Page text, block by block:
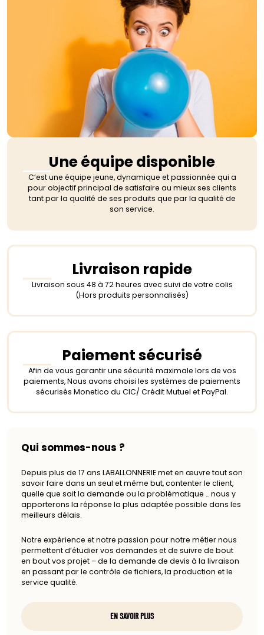
Une équipe disponible
C’est une équipe jeune, dynamique et passionnée qui a
pour objectif principal de satisfaire au mieux ses clients
tant par la qualité de ses produits que par la qualité de
son service.
Livraison rapide
Livraison sous 48 à 72 heures avec suivi de votre colis
(Hors produits personnalisés)
Paiement sécurisé
Afin de vous garantir une sécurité maximale lors de vos
paiements, Nous avons choisi les systèmes de paiements
sécurisés Monetico du CIC/ Crédit Mutuel et PayPal.
Qui sommes-nous ?
Depuis plus de 17 ans LABALLONNERIE met en œuvre tout son
savoir faire dans un seul et même but, contenter le client,
quelle que soit la demande ou la problématique … nous y
apporterons la réponse la plus adaptée possible dans les
meilleurs délais.
Notre expérience et notre passion pour notre métier nous
permettent d’étudier vos demandes et de suivre de bout
en bout vos projet – de la demande de devis à la livraison
en passant par le contrôle de fichiers, la production et le
service qualité.
EN SAVOIR PLUS